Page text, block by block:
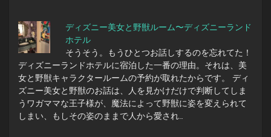
ディズニー美女と野獣ルーム〜ディズニーランド
ホテル
そうそう。もうひとつお話しするのを忘れてた！
ディズニーランドホテルに宿泊した一番の理由。それは、美
女と野獣キャラクタールームの予約が取れたからです。 ディ
ズニー美女と野獣のお話は、人を見かけだけで判断してしま
うワガママな王子様が、魔法によって野獣に姿を変えられて
しまい、もしその姿のままで人から愛され…